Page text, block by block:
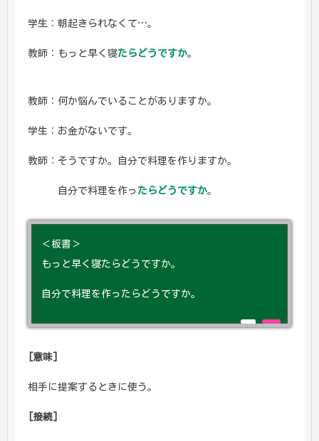
学生：朝起きられなくて…。
教師：もっと早く寝たらどうですか。
教師：何か悩んでいることがありますか。
学生：お金がないです。
教師：そうですか。自分で料理を作りますか。
自分で料理を作っ たらどうですか。
＜板書＞
もっと早く寝たらどうですか。
自分で料理を作ったらどうですか。
[意味]
相手に提案するときに使う。
[接続]